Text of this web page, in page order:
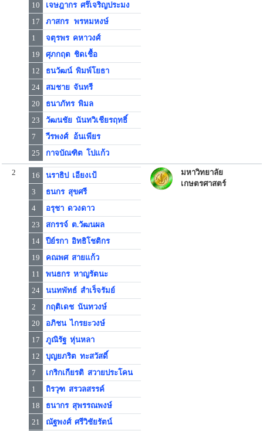
10
เจษฎากร ศร๊เจริญประมง
17
ภาสกร พรหมหงษ์
1
จตุรพร คหาวงศ์
19
ศุภกฤต ชิดเชื้อ
12
ธนวัฒน์ พิมพ์โยธา
24
สมชาย จันทรี
20
ธนาภัทร พิมล
23
วัฒนชัย นันทวิเชียรฤทธิ์
7
วีรพงศ์ อ้นเพียร
25
กาจบัณฑิต โปแก้ว
2 16
นราธิป เอียงเป้
3
ธนกร สุขศรี
4
อรุชา ดวงดาว
23
สกรรจ์ ต.วัฒนผล
14
ปีย์รกา อิทธิโชติกร
19
คณพศ สายแก้ว
11
พนธกร หาญรัตนะ
24
นนทพัทธ์ สำเร็จรัมย์
2
กฤติเดช นันทวงษ์
20
อภิชน ไกรยะวงษ์
17
ภูณิรัฐ หุ่นหลา
12
บุญยภริต ทะสวัสดิ์
7
เกริกเกียรติ สวายประโคน
1
ถิรวุฑ สรวลสรรค์
18
ธนากร สุพรรณพงษ์
21
ณัฐพงศ์ ศรีวิชัยรัตน์
มหาวิทยาลัย
เกษตรศาสตร์